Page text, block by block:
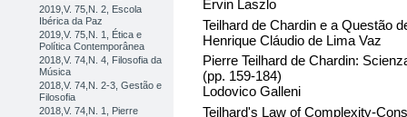
2019,V. 75,N. 2, Escola
Ibérica da Paz
2019,V. 75,N. 1, Ética e
Política Contemporânea
2018,V. 74,N. 4, Filosofia da
Música
2018,V. 74,N. 2-3, Gestão e
Filosofia
2018,V. 74,N. 1, Pierre
Ervin Laszlo
Teilhard de Chardin e a Questão
Henrique Cláudio de Lima Vaz
Pierre Teilhard de Chardin:
(pp. 159-184)
Lodovico Galleni
Teilhard's Law of Complexity-